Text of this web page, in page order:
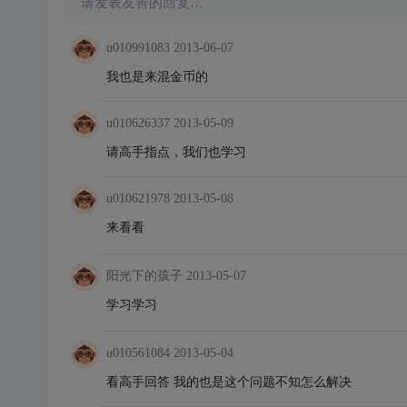
u010991083 2013-06-07
我也是来混金币的
u010626337 2013-05-09
请高手指点，我们也学习
u010621978 2013-05-08
来看看
阳光下的孩子 2013-05-07
学习学习
u010561084 2013-05-04
看高手回答 我的也是这个问题不知怎么解决